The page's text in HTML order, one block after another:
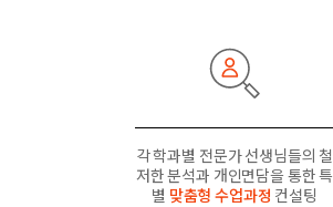
각 학과별 전문가 선생님들의 철
저한 분석과 개인면담을 통한 특
별 맞춤형 수업과정 컨설팅